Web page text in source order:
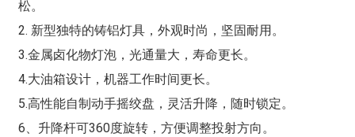
松。
2. 新型独特的铸铝灯具，外观时尚，坚固耐用。
3.金属卤化物灯泡，光通量大，寿命更长。
4.大油箱设计，机器工作时间更长。
5.高性能自制动手摇绞盘，灵活升降，随时锁定。
6、升降杆可360度旋转，方便调整投射方向。